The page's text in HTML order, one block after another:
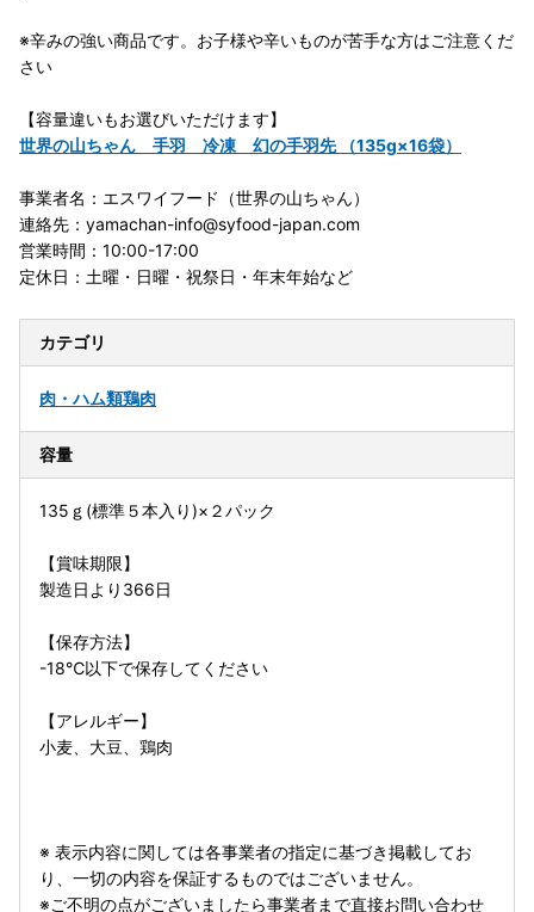
※辛みの強い商品です。お子様や辛いものが苦手な方はご注意くだ
さい
【容量違いもお選びいただけます】
世界の山ちゃん 手羽 冷凍 幻の手羽先 （135g×16袋）
事業者名：エスワイフード（世界の山ちゃん）
連絡先：yamachan-info@syfood-japan.com
営業時間：10:00-17:00
定休日：土曜・日曜・祝祭日・年末年始など
カテゴリ
肉・ハム類鶏肉
容量
135ｇ(標準５本入り)×２パック
【賞味期限】
製造日より366日
【保存方法】
-18℃以下で保存してください
【アレルギー】
小麦、大豆、鶏肉
※ 表示内容に関しては各事業者の指定に基づき掲載してお
り、一切の内容を保証するものではございません。
※ご不明の点がございましたら事業者まで直接お問い合わせ